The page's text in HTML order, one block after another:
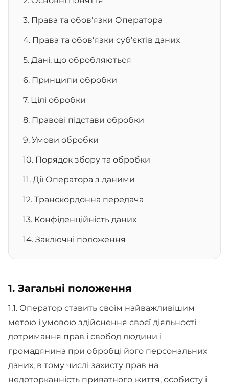
3. Права та обов'язки Оператора
4. Права та обов'язки суб'єктів даних
5. Дані, що обробляються
6. Принципи обробки
7. Цілі обробки
8. Правові підстави обробки
9. Умови обробки
10. Порядок збору та обробки
11. Дії Оператора з даними
12. Транскордонна передача
13. Конфіденційність даних
14. Заключні положення
1. Загальні положення
1.1. Оператор ставить своїм найважливішим
метою і умовою здійснення своєї діяльності
дотримання прав і свобод людини і
громадянина при обробці його персональних
даних, в тому числі захисту прав на
недоторканність приватного життя, особисту і